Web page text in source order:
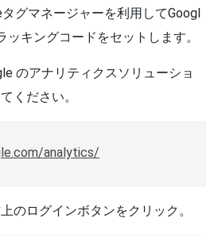
グマネージャーを利用してGoogl
キングコードをセットします。
のアナリティクスソリューショ
ください。
analytics/
のログインボタンをクリック。